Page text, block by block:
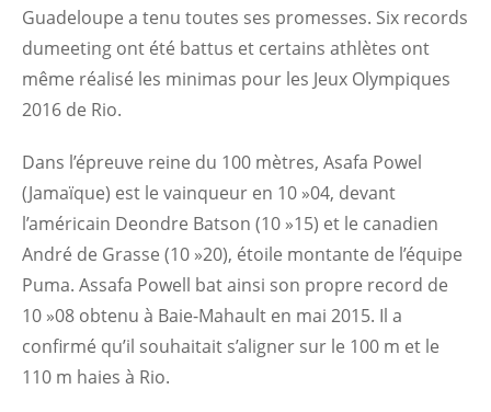
Guadeloupe a tenu toutes ses promesses. Six records
dumeeting ont été battus et certains athlètes ont
même réalisé les minimas pour les Jeux Olympiques
2016 de Rio.
Dans l’épreuve reine du 100 mètres, Asafa Powel
(Jamaïque) est le vainqueur en 10 »04, devant
l’américain Deondre Batson (10 »15) et le canadien
André de Grasse (10 »20), étoile montante de l’équipe
Puma. Assafa Powell bat ainsi son propre record de
10 »08 obtenu à Baie-Mahault en mai 2015. Il a
confirmé qu’il souhaitait s’aligner sur le 100 m et le
110 m haies à Rio.